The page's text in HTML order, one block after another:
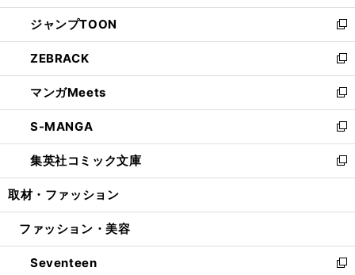
開
く
ウ
で
開
く
ン
ド
ウ
で
開
く
ウ
ィ
ン
ド
ウ
で
開
く
し
い
ウ
ィ
ン
ド
ウ
で
開
く
ジャンプTOON
新
し
い
ウ
ィ
ン
ド
ウ
で
開
ZEBRACK
新
し
い
ウ
ィ
ン
ド
ウ
開
マンガMeets
新
し
い
ウ
ィ
ン
ウ
開
く
S-MANGA
新
し
い
ウ
ン
ウ
で
集英社コミック文庫
新
し
ウ
ン
ド
取材・ファッション
ファッション・美容
Seventeen
新